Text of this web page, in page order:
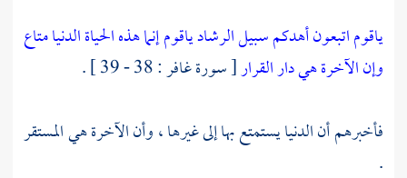
ياقوم اتبعون أهدكم سبيل الرشادياقوم إنما هذه الحياة الدنيا متاع
وإن الآخرة هي دار القرار[ سورة غافر : 38 - 39 ] .
فأخبرهم أن الدنيا يستمتع بها إلى غيرها ، وأن الآخرة هي المستقر
.